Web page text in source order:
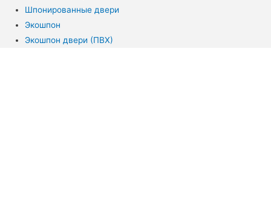
Шпонированные двери
Экошпон
Экошпон двери (ПВХ)